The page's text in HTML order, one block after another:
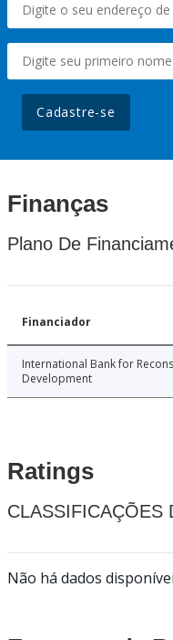
Cadastre-se
Finanças
Plano De
Financiador
International Bank for
Development
Ratings
CLASSIFICAÇÕES
Não há dados